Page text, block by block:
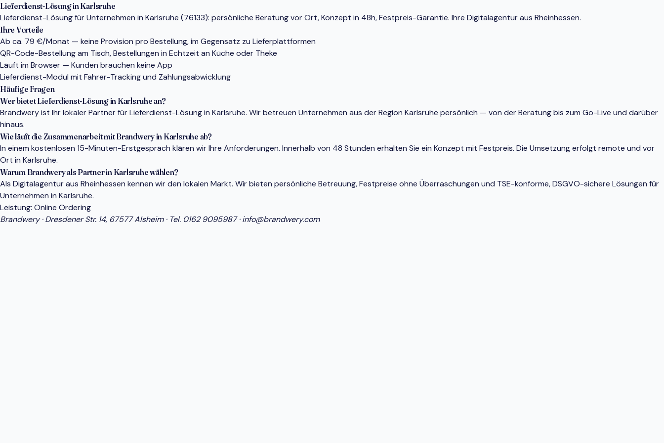
Lieferdienst-Lösung in Karlsruhe
Lieferdienst-Lösung für Unternehmen in Karlsruhe (76133): persönliche Beratung vor Ort, Konzept in 48h, Festpreis-Garantie. Ihre Digitalagentur aus Rheinhessen.
Ihre Vorteile
Ab ca. 79 €/Monat — keine Provision pro Bestellung, im Gegensatz zu Lieferplattformen
QR-Code-Bestellung am Tisch, Bestellungen in Echtzeit an Küche oder Theke
Läuft im Browser — Kunden brauchen keine App
Lieferdienst-Modul mit Fahrer-Tracking und Zahlungsabwicklung
Häufige Fragen
Wer bietet Lieferdienst-Lösung in Karlsruhe an?
Brandwery ist Ihr lokaler Partner für Lieferdienst-Lösung in Karlsruhe. Wir betreuen Unternehmen aus der Region Karlsruhe persönlich — von der Beratung bis zum Go-Live und darüber
hinaus.
Wie läuft die Zusammenarbeit mit Brandwery in Karlsruhe ab?
In einem kostenlosen 15-Minuten-Erstgespräch klären wir Ihre Anforderungen. Innerhalb von 48 Stunden erhalten Sie ein Konzept mit Festpreis. Die Umsetzung erfolgt remote und vor
Ort in Karlsruhe.
Warum Brandwery als Partner in Karlsruhe wählen?
Als Digitalagentur aus Rheinhessen kennen wir den lokalen Markt. Wir bieten persönliche Betreuung, Festpreise ohne Überraschungen und TSE-konforme, DSGVO-sichere Lösungen für
Unternehmen in Karlsruhe.
Leistung: Online Ordering
Brandwery · Dresdener Str. 14, 67577 Alsheim · Tel. 0162 9095987·info@brandwery.com